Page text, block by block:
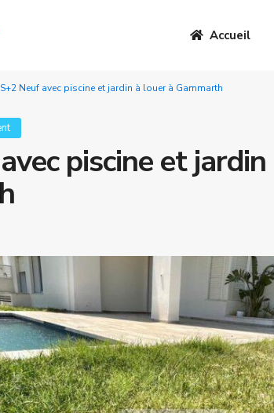
Accueil
S+2 Neuf avec piscine et jardin à louer à Gammarth
piscine et